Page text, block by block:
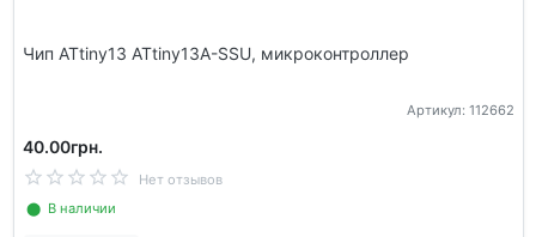
Чип ATtiny13 ATtiny13A-SSU, микроконтроллер
Артикул: 112662
40.00грн.
Нет отзывов
⬤ В наличии